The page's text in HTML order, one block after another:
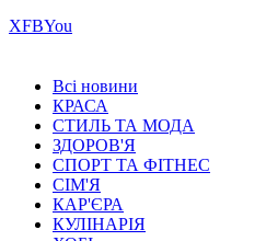
ХFBYou
Всі новини
КРАСА
СТИЛЬ ТА МОДА
ЗДОРОВ'Я
СПОРТ ТА ФІТНЕС
СІМ'Я
КАР'ЄРА
КУЛІНАРІЯ